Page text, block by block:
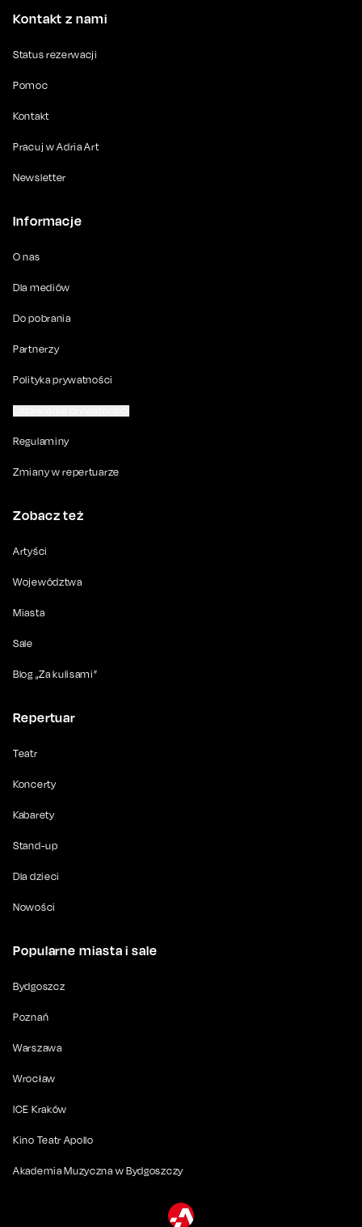
Kontakt z nami
Status rezerwacji
Pomoc
Kontakt
Pracuj w Adria Art
Newsletter
Informacje
O nas
Dla mediów
Do pobrania
Partnerzy
Polityka prywatności
Regulaminy
Zmiany w repertuarze
Zobacz też
Artyści
Województwa
Miasta
Sale
Blog „Za kulisami”
Repertuar
Teatr
Koncerty
Kabarety
Stand-up
Dla dzieci
Nowości
Popularne miasta i sale
Bydgoszcz
Poznań
Warszawa
Wrocław
ICE Kraków
Kino Teatr Apollo
Akademia Muzyczna w Bydgoszczy